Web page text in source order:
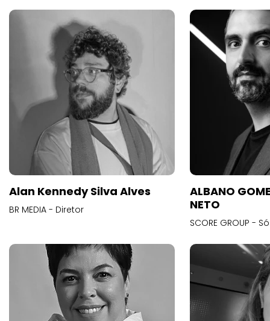
Alan Kennedy Silva Alves
BR MEDIA - Diretor
ALBANO
NETO
SCORE GROUP -